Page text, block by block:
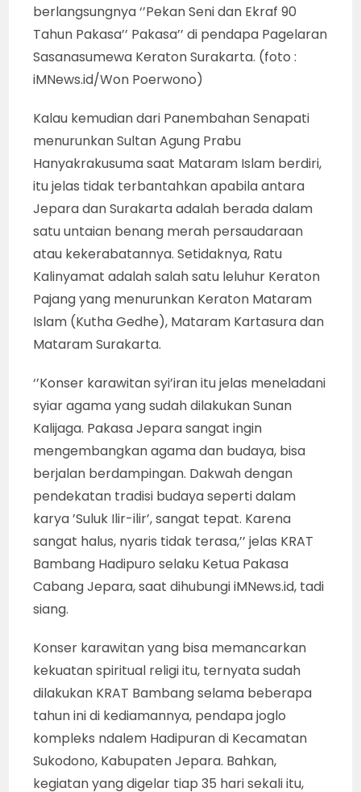
berlangsungnya ‘’Pekan Seni dan Ekraf 90
Tahun Pakasa’’ Pakasa’’ di pendapa Pagelaran
Sasanasumewa Keraton Surakarta. (foto :
iMNews.id/Won Poerwono)
Kalau kemudian dari Panembahan Senapati
menurunkan Sultan Agung Prabu
Hanyakrakusuma saat Mataram Islam berdiri,
itu jelas tidak terbantahkan apabila antara
Jepara dan Surakarta adalah berada dalam
satu untaian benang merah persaudaraan
atau kekerabatannya. Setidaknya, Ratu
Kalinyamat adalah salah satu leluhur Keraton
Pajang yang menurunkan Keraton Mataram
Islam (Kutha Gedhe), Mataram Kartasura dan
Mataram Surakarta.
‘’Konser karawitan syi’iran itu jelas meneladani
syiar agama yang sudah dilakukan Sunan
Kalijaga. Pakasa Jepara sangat ingin
mengembangkan agama dan budaya, bisa
berjalan berdampingan. Dakwah dengan
pendekatan tradisi budaya seperti dalam
karya ’Suluk Ilir-ilir’, sangat tepat. Karena
sangat halus, nyaris tidak terasa,’’ jelas KRAT
Bambang Hadipuro selaku Ketua Pakasa
Cabang Jepara, saat dihubungi iMNews.id, tadi
siang.
Konser karawitan yang bisa memancarkan
kekuatan spiritual religi itu, ternyata sudah
dilakukan KRAT Bambang selama beberapa
tahun ini di kediamannya, pendapa joglo
kompleks ndalem Hadipuran di Kecamatan
Sukodono, Kabupaten Jepara. Bahkan,
kegiatan yang digelar tiap 35 hari sekali itu,